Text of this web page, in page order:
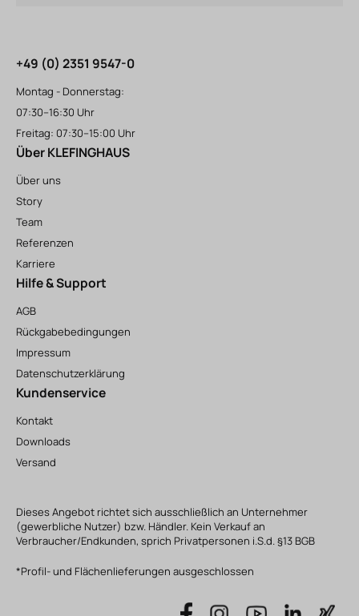
+49 (0) 2351 9547-0
Montag - Donnerstag:
07:30–16:30 Uhr
Freitag: 07:30–15:00 Uhr
Über KLEFINGHAUS
Über uns
Story
Team
Referenzen
Karriere
Hilfe & Support
AGB
Rückgabebedingungen
Impressum
Datenschutzerklärung
Kundenservice
Kontakt
Downloads
Versand
Dieses Angebot richtet sich ausschließlich an Unternehmer
(gewerbliche Nutzer) bzw. Händler. Kein Verkauf an
Verbraucher/Endkunden, sprich Privatpersonen i.S.d. §13 BGB
*Profil- und Flächenlieferungen ausgeschlossen